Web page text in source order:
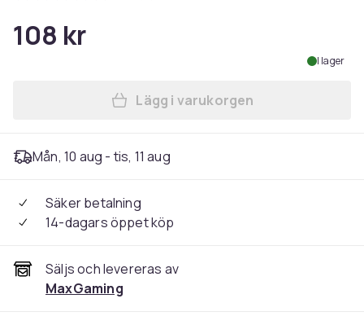
108 kr
I lager
Lägg till DisplayPort Kabel
Lägg i varukorgen
Mån, 10 aug - tis, 11 aug
Säker betalning
14-dagars öppet köp
Säljs och levereras av
MaxGaming